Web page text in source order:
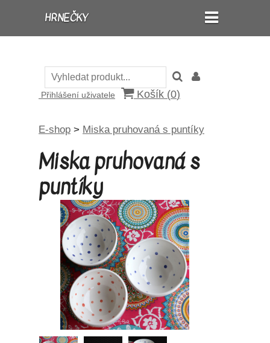
HRNEČKY
Přihlášení uživatele Košík (0)
E-shop > Miska pruhovaná s puntíky
Miska pruhovaná s
puntíky